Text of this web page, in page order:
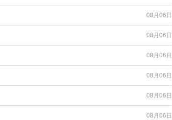
08月06日
08月06日
08月06日
08月06日
08月06日
08月06日